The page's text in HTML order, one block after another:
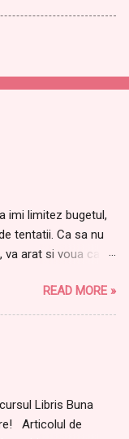
imi limitez bugetul,
tentatii. Ca sa nu
va arat si voua care
Joico Moisture
care completeaza
il gasiti AICI Pentru
nu mi-ar
am indragostit de
special de Dating
Mai visez si la un
READ MORE »
Libris Buna
Articolul de